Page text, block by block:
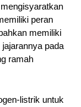
peran
memiliki
pada
ramah
listrik untuk